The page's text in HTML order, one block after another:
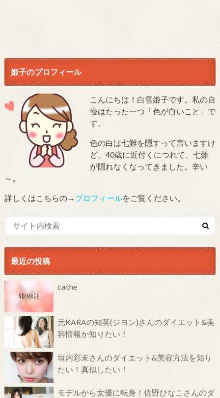
姫子のプロフィール
こんにちは！白雪姫子です。私の自
慢はたった一つ「色が白いこと」で
す。
色の白は七難を隠すって言いますけ
ど、40歳に近付くにつれて、七難
が隠れなくなってきました。辛い
～。
詳しくはこちらの→ プロフィールをご覧ください。
最近の投稿
cache
元KARAの知英(ジヨン)さんのダイエット&美
容情報か知りたい！
垣内彩未さんのダイエット&美容方法を知り
たい！真似したい！
モデルから女優に転身！佐野ひなこさんのダ